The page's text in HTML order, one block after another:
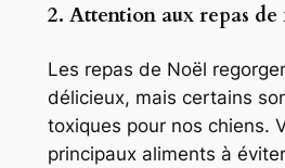
2. Attention aux repas de
Les repas de Noël
délicieux, mais certains
toxiques pour nos chiens.
principaux aliments à